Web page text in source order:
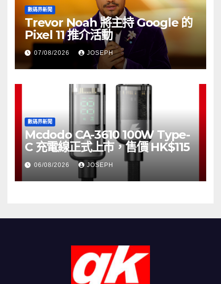
數碼界新聞
Trevor Noah 將主持 Google 的
Pixel 11 推介活動
07/08/2026 JOSEPH
數碼界新聞
Mcdodo CA-3610 100W Type-
C 充電線正式上市，售價 HK$115
06/08/2026 JOSEPH